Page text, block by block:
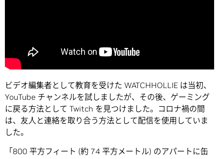
ビデオ編集者として教育を受けた WATCHHOLLIE は当初、
YouTube チャンネルを試しましたが、その後、ゲーミング
に戻る方法として Twitch を見つけました。コロナ禍の間
は、友人と連絡を取り合う方法として配信を使用していま
した。
「800 平方フィート (約 74 平方メートル) のアパートに缶